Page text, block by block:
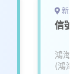
新北
信號
鴻海精
(鴻海)